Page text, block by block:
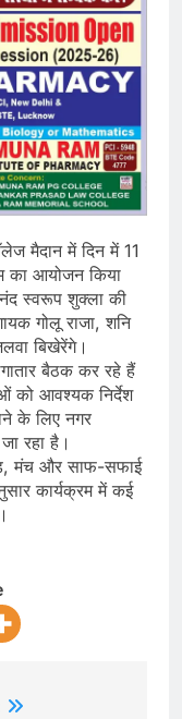
मैदान में दिन में 11
का आयोजन किया
स्वरूप शुक्ला की
गोलू राजा, शनि
बिखेरेंगे।
बैठक कर रहे हैं
को आवश्यक निर्देश
के लिए नगर
रहा है।
मंच और साफ-सफाई
कार्यक्रम में कई